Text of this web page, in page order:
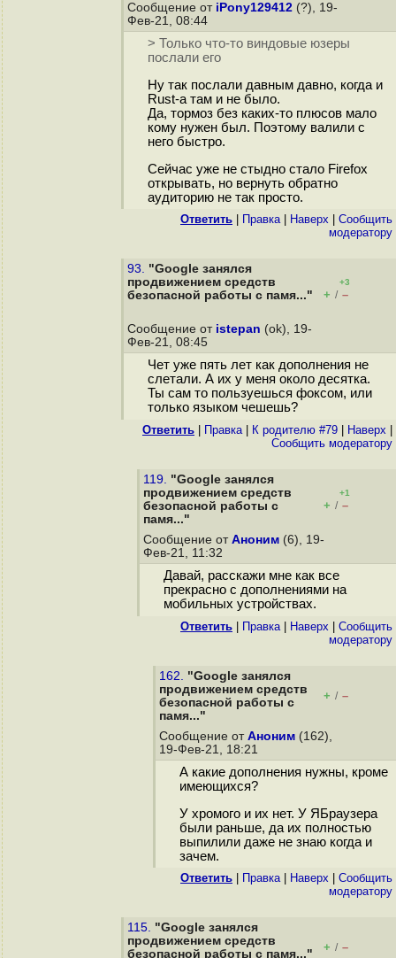
Сообщение от iPony129412 (?), 19-
Фев-21, 08:44
> Только что-то виндовые юзеры
послали его
Ну так послали давным давно, когда и
Rust-а там и не было.
Да, тормоз без каких-то плюсов мало
кому нужен был. Поэтому валили с
него быстро.
Сейчас уже не стыдно стало Firefox
открывать, но вернуть обратно
аудиторию не так просто.
Ответить Правка| Наверх
Cообщить
модератору
93. "Google занялся
продвижением средств
безопасной работы с памя..."
+3
+ / –
Сообщение от istepan (ok), 19-
Фев-21, 08:45
Чет уже пять лет как дополнения не
слетали. А их у меня около десятка.
Ты сам то пользуешься фоксом, или
только языком чешешь?
Ответить Правка| К родителю #79 Наверх
Cообщить модератору
119. "Google занялся
продвижением средств
безопасной работы с
памя..."
+1
+ / –
Сообщение от Аноним (6), 19-
Фев-21, 11:32
Давай, расскажи мне как все
прекрасно с дополнениями на
мобильных устройствах.
Ответить Правка| Наверх
Cообщить
модератору
162. "Google занялся
продвижением средств
безопасной работы с
памя..."
+ / –
Сообщение от Аноним (162),
19-Фев-21, 18:21
А какие дополнения нужны, кроме
имеющихся?
У хромого и их нет. У ЯБраузера
были раньше, да их полностью
выпилили даже не знаю когда и
зачем.
Ответить Правка| Наверх
Cообщить
модератору
115. "Google занялся
продвижением средств
безопасной работы с памя..."
+ / –